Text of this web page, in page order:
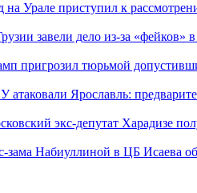
на Урале приступил к
завели дело из-за «фейков»
пригрозил тюрьмой
атаковали Ярославль:
экс-депутат Харадизе
зама Набиуллиной в ЦБ Исаева